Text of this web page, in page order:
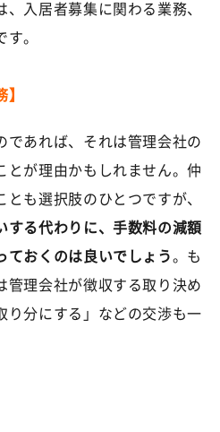
入居者募集に関わる業務、
。
】
であれば、それは管理会社の
とが理由かもしれません。仲
も選択肢のひとつですが、
する代わりに、手数料の減額
ておくのは良いでしょう。も
管理会社が徴収する取り決め
り分にする」などの交渉も一